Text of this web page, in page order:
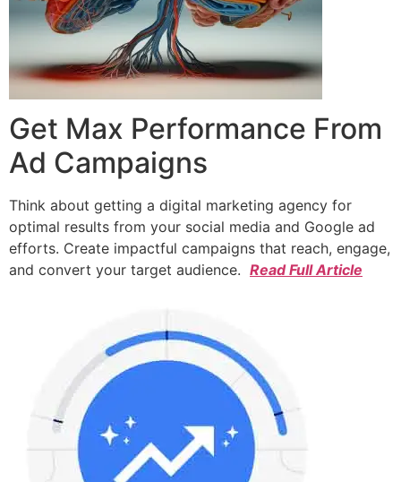
Get Max Performance From
Ad Campaigns
Think about getting a digital marketing agency for
optimal results from your social media and Google ad
efforts. Create impactful campaigns that reach, engage,
and convert your target audience. Read Full Article